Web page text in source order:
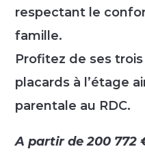
respectant le
famille.
Profitez de ses
placards à l’étage
parentale au RDC.
A partir de 200 772